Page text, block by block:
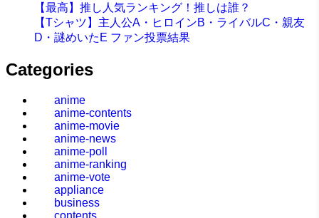
【最高】推し人気ランキング！推しは誰？
【Tシャツ】主人公A・ヒロインB・ライバルC・親友
D・謎めいたE ファン投票結果
Categories
anime
anime-contents
anime-movie
anime-news
anime-poll
anime-ranking
anime-vote
appliance
business
contents